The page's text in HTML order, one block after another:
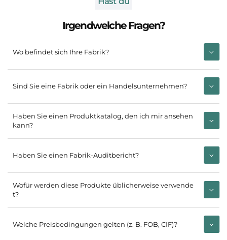
Irgendwelche Fragen?
Wo befindet sich Ihre Fabrik?
Sind Sie eine Fabrik oder ein Handelsunternehmen?
Haben Sie einen Produktkatalog, den ich mir ansehen
kann?
Haben Sie einen Fabrik-Auditbericht?
Wofür werden diese Produkte üblicherweise verwende
t?
Welche Preisbedingungen gelten (z. B. FOB, CIF)?